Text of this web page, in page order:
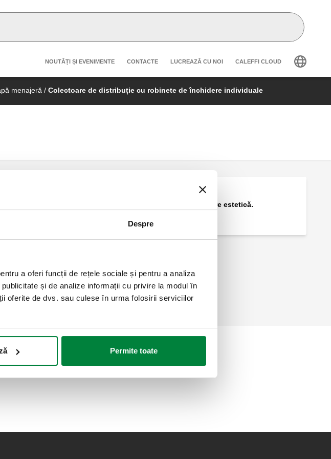
Despre
a oferi funcții de rețele sociale și pentru a analiza
și de analize informații cu privire la modul în
oferite de dvs. sau culese în urma folosirii serviciilor
Permite toate
Header secondary navigation
NOUTĂȚI ȘI EVENIMENTE CONTACTE LUCREAZĂ CU NOI CALEFFI CLOUD
menajeră / Colectoare de distribuție cu robinete de închidere individuale
Placă de acoperire estetică.